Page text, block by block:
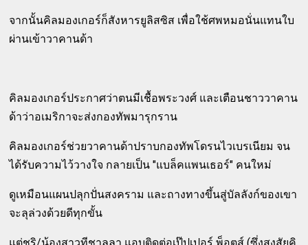
จากนั้นคิลมองเกอร์ก็สังหารยูลิสซิส เพื่อใช้ศพหมอนั่นแทนใบ
ผ่านเข้าวาคานด้า
คิลมองเกอร์ประกาศว่าตนมีเชื้อพระวงศ์ และเตือนชาววาคาน
ด้าว่าอเมริกาจะส่งกองทัพมารุกราน
คิลมองเกอร์ช่วยวาคานด้าปราบกองทัพโดรนไวเบรเนียม จน
ได้รับความไว้วางใจ กลายเป็น "แบล็คแพนเธอร์" คนใหม่
ดูเหมือนแผนปลุกปั่นสงคราม และถางทางขึ้นสู่บัลลังก์ของเขา
จะลุล่วงด้วยดีทุกขั้น
แต่ชูริ/น้องสาวทีชาลลา แอบติดต่อเป๊ปเปอร์ พ็อตส์ (ซึ่งสงสัยคิ